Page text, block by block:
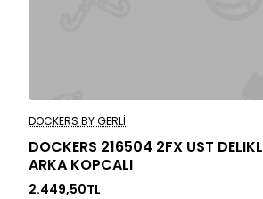
Stoklarda Yok
DOCKERS BY GERLI
DOCKERS 216504 2FX UST
ARKA KOPCALI
2.449,50TL